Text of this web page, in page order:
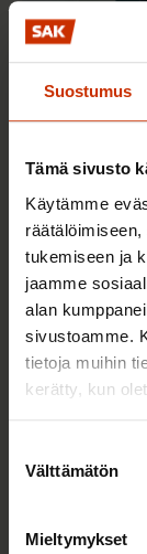
Suostumus
Tämä sivusto
Käytämme
tukemiseen ja
jaamme
alan
sivustoamme.
tietoja muihin
kerätty, kun
valinta
Välttämätön
Mieltymykset
1.9.2025
Vastaus
Uutisia ja
AY-LIIKE